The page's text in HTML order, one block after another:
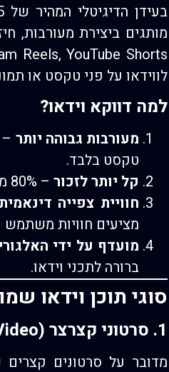
מותגים ביצירת מעורבות,
לווידאו על פני טקסט או
למה דווקא וידאו?
מעורבות גבוהה יותר
טקסט בלבד.
קל יותר לזכור – 80% מהצרכנים זוכרים מודעות וידאו טוב יותר בהשוואה לפרסומות כתובות.
חוויית צפייה דינאמית
מציעים חוויות משתמש
מועדף על ידי
ברורה לתכני וידאו.
סוגי תוכן וידאו
1. סרטוני קצרצר (Short-Form Video)